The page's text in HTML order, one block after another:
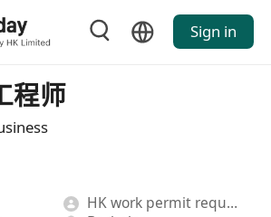
Sign in
程师
HK work permit required